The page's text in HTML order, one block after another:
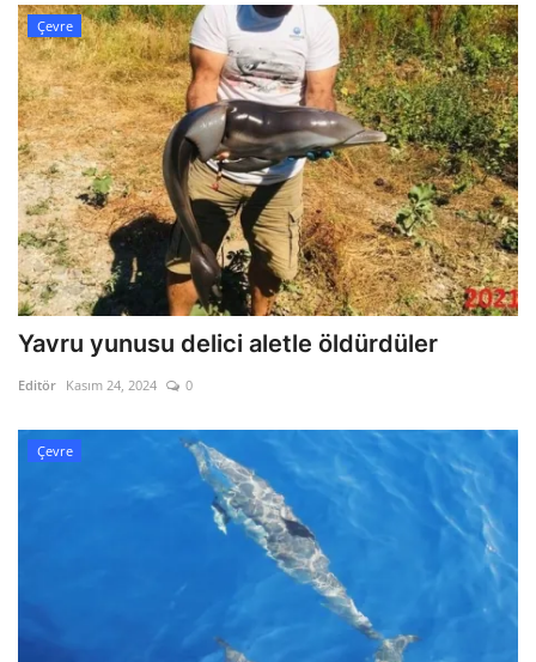
Çevre
Yavru yunusu delici aletle öldürdüler
Editör Kasım 24, 2024 0
Çevre